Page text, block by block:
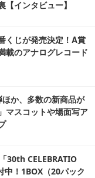
【インタビュー】
くじが発売決定！A賞
載のアナログレコード
ほか、多数の新商品が
マスコットや場面写ア
30th CELEBRATIO
！1BOX（20パック